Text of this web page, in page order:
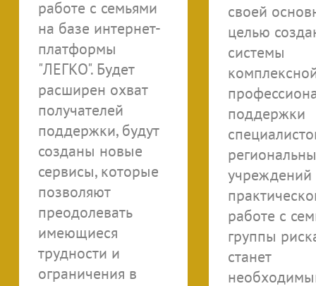
работе с семьями
на базе интернет-
платформы
"ЛЕГКО". Будет
расширен охват
получателей
поддержки, будут
созданы новые
сервисы, которые
позволяют
преодолевать
имеющиеся
трудности и
ограничения в
своей
целью
системы
поддержки
учреждений
работе с
группы
станет